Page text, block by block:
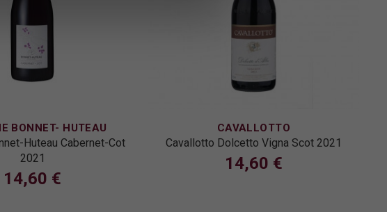
BONNET- HUTEAU
Huteau Cabernet-Cot
2021
14,60 €
CAVALLOTTO
Cavallotto Dolcetto Vigna Scot 2021
14,60 €